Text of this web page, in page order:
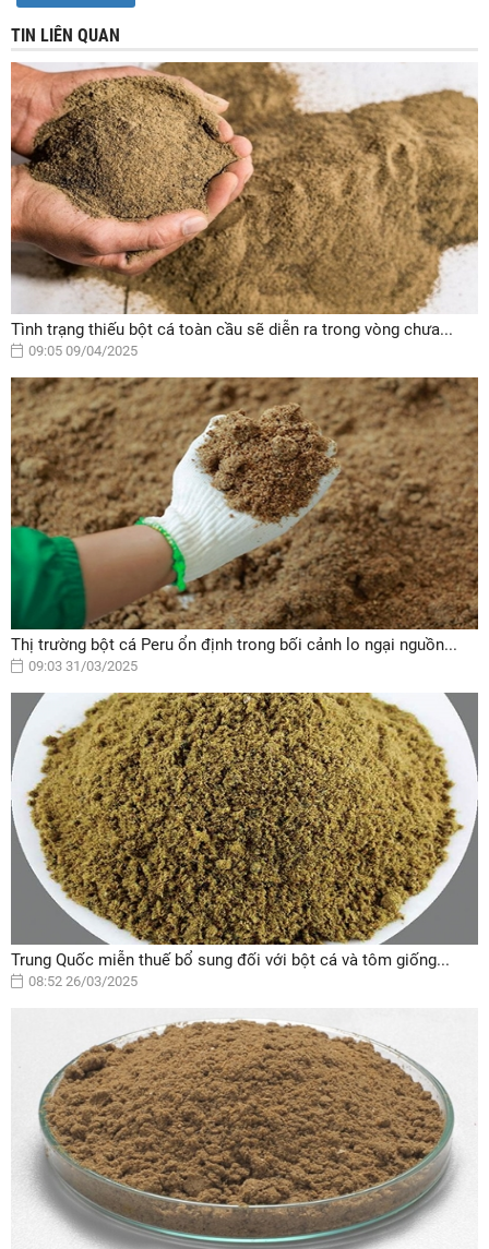
TIN LIÊN QUAN
Tình trạng thiếu bột cá toàn cầu sẽ diễn ra trong vòng chưa...
09:05 09/04/2025
Thị trường bột cá Peru ổn định trong bối cảnh lo ngại nguồn...
09:03 31/03/2025
Trung Quốc miễn thuế bổ sung đối với bột cá và tôm giống...
08:52 26/03/2025